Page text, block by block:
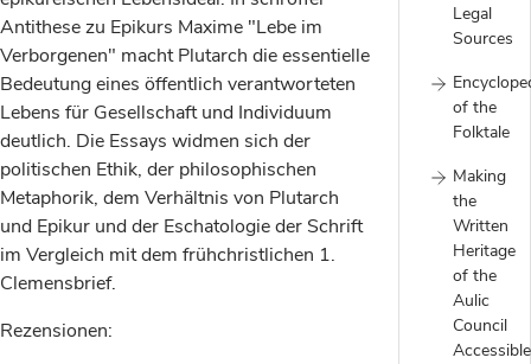
Legal
Sources
of the
Folktale
Making
the
Written
Heritage
of the
Aulic
Council
Accessible
Antithese zu Epikurs Maxime "Lebe im
Verborgenen" macht Plutarch die essentielle
Bedeutung eines öffentlich verantworteten
Lebens für Gesellschaft und Individuum
deutlich. Die Essays widmen sich der
politischen Ethik, der philosophischen
Metaphorik, dem Verhältnis von Plutarch
und Epikur und der Eschatologie der Schrift
im Vergleich mit dem frühchristlichen 1.
Clemensbrief.
Rezensionen: